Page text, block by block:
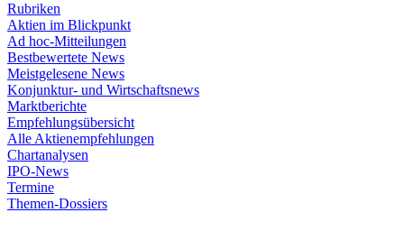
Rubriken
Aktien im Blickpunkt
Ad hoc-Mitteilungen
Bestbewertete News
Meistgelesene News
Konjunktur- und Wirtschaftsnews
Marktberichte
Empfehlungsübersicht
Alle Aktienempfehlungen
Chartanalysen
IPO-News
Termine
Themen-Dossiers